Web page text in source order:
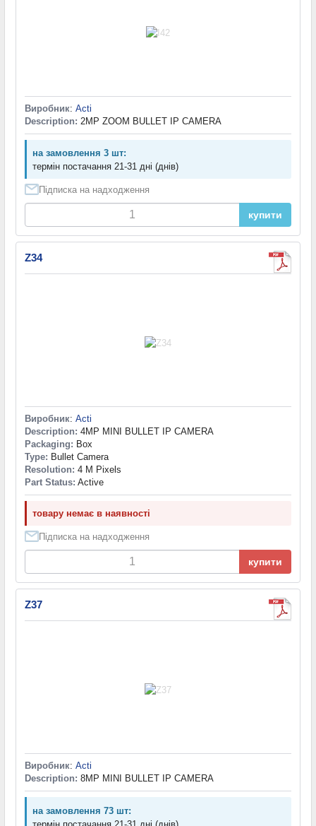
Виробник: Acti
Description: 2MP ZOOM BULLET IP CAMERA
на замовлення 3 шт:
термін постачання 21-31 дні (днів)
Підписка на надходження
купити
Z34
Виробник: Acti
Description: 4MP MINI BULLET IP CAMERA
Packaging: Box
Type: Bullet Camera
Resolution: 4 M Pixels
Part Status: Active
товару немає в наявності
Підписка на надходження
купити
Z37
Виробник: Acti
Description: 8MP MINI BULLET IP CAMERA
на замовлення 73 шт: